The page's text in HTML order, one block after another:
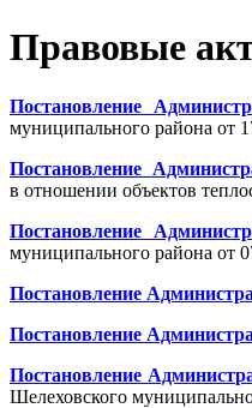
Правовые
Постановление
муниципального района от
Постановление
в отношении объектов
Постановление
муниципального района от
Постановление
Постановление
Постановление
Шелеховского